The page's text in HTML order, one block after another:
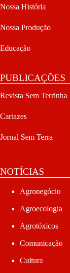
Nossa História
Nossa Produção
Educação
PUBLICAÇÕES
Revista Sem Terrinha
Cartazes
Jornal Sem Terra
NOTÍCIAS
Agronegócio
Agroecologia
Agrotóxicos
Comunicação
Cultura